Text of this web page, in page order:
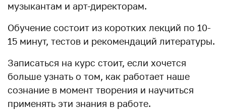
музыкантам и арт-директорам.
Обучение состоит из коротких лекций по 10-
15 минут, тестов и рекомендаций литературы.
Записаться на курс стоит, если хочется
больше узнать о том, как работает наше
сознание в момент творения и научиться
применять эти знания в работе.